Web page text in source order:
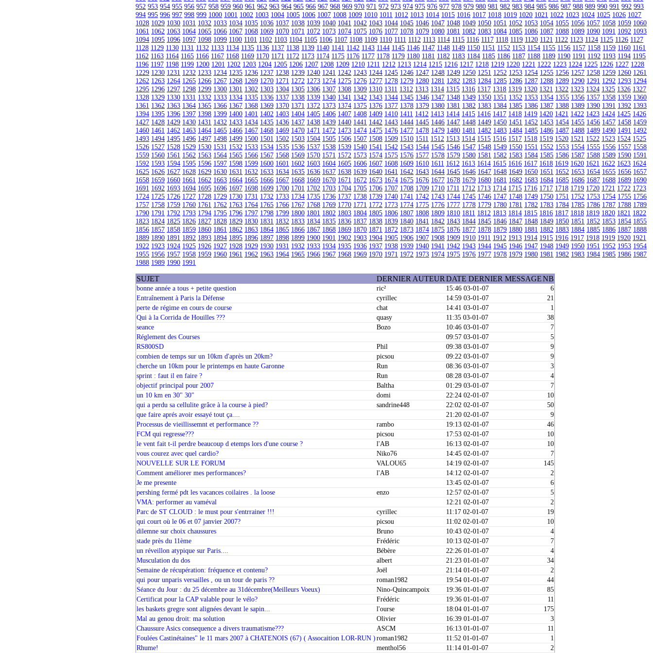
952 953 954 955 956 957 958 959 960 961 962 963 964 965 966 967 968 969 970 971 972 973 974 975 976 977 978 979 980 981 982 983 984 985 986 987 988 989 990 991 992 993
994 995 996 997 998 999 1000 1001 1002 1003 1004 1005 1006 1007 1008 1009 1010 1011 1012 1013 1014 1015 1016 1017 1018 1019 1020 1021 1022 1023 1024 1025 1026 1027
1028 1029 1030 1031 1032 1033 1034 1035 1036 1037 1038 1039 1040 1041 1042 1043 1044 1045 1046 1047 1048 1049 1050 1051 1052 1053 1054 1055 1056 1057 1058 1059 1060
1061 1062 1063 1064 1065 1066 1067 1068 1069 1070 1071 1072 1073 1074 1075 1076 1077 1078 1079 1080 1081 1082 1083 1084 1085 1086 1087 1088 1089 1090 1091 1092 1093
1094 1095 1096 1097 1098 1099 1100 1101 1102 1103 1104 1105 1106 1107 1108 1109 1110 1111 1112 1113 1114 1115 1116 1117 1118 1119 1120 1121 1122 1123 1124 1125 1126 1127
1128 1129 1130 1131 1132 1133 1134 1135 1136 1137 1138 1139 1140 1141 1142 1143 1144 1145 1146 1147 1148 1149 1150 1151 1152 1153 1154 1155 1156 1157 1158 1159 1160 1161
1162 1163 1164 1165 1166 1167 1168 1169 1170 1171 1172 1173 1174 1175 1176 1177 1178 1179 1180 1181 1182 1183 1184 1185 1186 1187 1188 1189 1190 1191 1192 1193 1194 1195
1196 1197 1198 1199 1200 1201 1202 1203 1204 1205 1206 1207 1208 1209 1210 1211 1212 1213 1214 1215 1216 1217 1218 1219 1220 1221 1222 1223 1224 1225 1226 1227 1228
1229 1230 1231 1232 1233 1234 1235 1236 1237 1238 1239 1240 1241 1242 1243 1244 1245 1246 1247 1248 1249 1250 1251 1252 1253 1254 1255 1256 1257 1258 1259 1260 1261
1262 1263 1264 1265 1266 1267 1268 1269 1270 1271 1272 1273 1274 1275 1276 1277 1278 1279 1280 1281 1282 1283 1284 1285 1286 1287 1288 1289 1290 1291 1292 1293 1294
1295 1296 1297 1298 1299 1300 1301 1302 1303 1304 1305 1306 1307 1308 1309 1310 1311 1312 1313 1314 1315 1316 1317 1318 1319 1320 1321 1322 1323 1324 1325 1326 1327
1328 1329 1330 1331 1332 1333 1334 1335 1336 1337 1338 1339 1340 1341 1342 1343 1344 1345 1346 1347 1348 1349 1350 1351 1352 1353 1354 1355 1356 1357 1358 1359 1360
1361 1362 1363 1364 1365 1366 1367 1368 1369 1370 1371 1372 1373 1374 1375 1376 1377 1378 1379 1380 1381 1382 1383 1384 1385 1386 1387 1388 1389 1390 1391 1392 1393
1394 1395 1396 1397 1398 1399 1400 1401 1402 1403 1404 1405 1406 1407 1408 1409 1410 1411 1412 1413 1414 1415 1416 1417 1418 1419 1420 1421 1422 1423 1424 1425 1426
1427 1428 1429 1430 1431 1432 1433 1434 1435 1436 1437 1438 1439 1440 1441 1442 1443 1444 1445 1446 1447 1448 1449 1450 1451 1452 1453 1454 1455 1456 1457 1458 1459
1460 1461 1462 1463 1464 1465 1466 1467 1468 1469 1470 1471 1472 1473 1474 1475 1476 1477 1478 1479 1480 1481 1482 1483 1484 1485 1486 1487 1488 1489 1490 1491 1492
1493 1494 1495 1496 1497 1498 1499 1500 1501 1502 1503 1504 1505 1506 1507 1508 1509 1510 1511 1512 1513 1514 1515 1516 1517 1518 1519 1520 1521 1522 1523 1524 1525
1526 1527 1528 1529 1530 1531 1532 1533 1534 1535 1536 1537 1538 1539 1540 1541 1542 1543 1544 1545 1546 1547 1548 1549 1550 1551 1552 1553 1554 1555 1556 1557 1558
1559 1560 1561 1562 1563 1564 1565 1566 1567 1568 1569 1570 1571 1572 1573 1574 1575 1576 1577 1578 1579 1580 1581 1582 1583 1584 1585 1586 1587 1588 1589 1590 1591
1592 1593 1594 1595 1596 1597 1598 1599 1600 1601 1602 1603 1604 1605 1606 1607 1608 1609 1610 1611 1612 1613 1614 1615 1616 1617 1618 1619 1620 1621 1622 1623 1624
1625 1626 1627 1628 1629 1630 1631 1632 1633 1634 1635 1636 1637 1638 1639 1640 1641 1642 1643 1644 1645 1646 1647 1648 1649 1650 1651 1652 1653 1654 1655 1656 1657
1658 1659 1660 1661 1662 1663 1664 1665 1666 1667 1668 1669 1670 1671 1672 1673 1674 1675 1676 1677 1678 1679 1680 1681 1682 1683 1684 1685 1686 1687 1688 1689 1690
1691 1692 1693 1694 1695 1696 1697 1698 1699 1700 1701 1702 1703 1704 1705 1706 1707 1708 1709 1710 1711 1712 1713 1714 1715 1716 1717 1718 1719 1720 1721 1722 1723
1724 1725 1726 1727 1728 1729 1730 1731 1732 1733 1734 1735 1736 1737 1738 1739 1740 1741 1742 1743 1744 1745 1746 1747 1748 1749 1750 1751 1752 1753 1754 1755 1756
1757 1758 1759 1760 1761 1762 1763 1764 1765 1766 1767 1768 1769 1770 1771 1772 1773 1774 1775 1776 1777 1778 1779 1780 1781 1782 1783 1784 1785 1786 1787 1788 1789
1790 1791 1792 1793 1794 1795 1796 1797 1798 1799 1800 1801 1802 1803 1804 1805 1806 1807 1808 1809 1810 1811 1812 1813 1814 1815 1816 1817 1818 1819 1820 1821 1822
1823 1824 1825 1826 1827 1828 1829 1830 1831 1832 1833 1834 1835 1836 1837 1838 1839 1840 1841 1842 1843 1844 1845 1846 1847 1848 1849 1850 1851 1852 1853 1854 1855
1856 1857 1858 1859 1860 1861 1862 1863 1864 1865 1866 1867 1868 1869 1870 1871 1872 1873 1874 1875 1876 1877 1878 1879 1880 1881 1882 1883 1884 1885 1886 1887 1888
1889 1890 1891 1892 1893 1894 1895 1896 1897 1898 1899 1900 1901 1902 1903 1904 1905 1906 1907 1908 1909 1910 1911 1912 1913 1914 1915 1916 1917 1918 1919 1920 1921
1922 1923 1924 1925 1926 1927 1928 1929 1930 1931 1932 1933 1934 1935 1936 1937 1938 1939 1940 1941 1942 1943 1944 1945 1946 1947 1948 1949 1950 1951 1952 1953 1954
1955 1956 1957 1958 1959 1960 1961 1962 1963 1964 1965 1966 1967 1968 1969 1970 1971 1972 1973 1974 1975 1976 1977 1978 1979 1980 1981 1982 1983 1984 1985 1986 1987
1988 1989 1990 1991
SUJET DERNIER AUTEUR DATE DERNIER MESSAGENB
bonne année a tous + petite question ric² 15:46 03-01-07
6
Entraînement à Paris la Défense
cyrillec 14:59 03-01-07
21
perte de régime en cours de course
chat 14:41 03-01-07
1
Qui à la Corrida de Houilles ???
quasy 11:35 03-01-07
38
seance
Bozo 10:46 03-01-07
7
Réglement des Courses
09:57 03-01-07
5
RS800SD
Phil 09:38 03-01-07
9
combien de temps sur un 10km d'après un 20km?
picsou 09:22 03-01-07
9
cherche un 10km pour le printemps en haute Garonne
Run 08:36 03-01-07
3
sprint : faut il en faire ?
Run 08:28 03-01-07
4
objectif principal pour 2007
Baltha 01:29 03-01-07
7
un 10 km en 30" 30"
domi 22:24 02-01-07
10
qui a perdu sa cellulite grâce à la course à pied?
sandrine448 22:02 02-01-07
50
que faire aprés avoir essayé tout ça....
21:20 02-01-07
9
Processus de vieillissemnt et performance ??
rambo 19:13 02-01-07
46
FCM qui regresse???
picsou 17:53 02-01-07
10
le vent fait t-il perdre beaucoup d etemps lors d'une course ?
l'AB 16:13 02-01-07
10
vous courez avec quel cardio?
Niko76 14:45 02-01-07
7
NOUVELLE SUR LE FORUM
VALOU65 14:19 02-01-07
145
Comment améliorer mes performances?
l'AB 14:12 02-01-07
2
Je me presente
13:45 02-01-07
6
pershing fermé pdt les vacances coilaires . la loose
enzo 12:57 02-01-07
5
VMA: performer au vaméval
12:21 02-01-07
2
Parc de ST CLOUD : le must pour s'entrrainer !!!
cyrillec 11:17 02-01-07
19
qui court où le 06 et 07 janvier 2007?
picsou 11:02 02-01-07
10
dilemne sur choix chaussures
Bruno 10:43 02-01-07
4
stade près du 11ème
Frédéric 10:13 02-01-07
7
un réveillon atypique sur Paris....
Bébère 22:26 01-01-07
4
Musculation du dos
albert 21:23 01-01-07
34
Semaine de récupération: fréquence et contenu?
Joël 21:14 01-01-07
2
qui pour unparis versailles , ou un tour de paris ??
roman1982 19:54 01-01-07
44
Séance du Jour : du 25 décembre au 31décembre(Meilleurs Voeux)
Nino-Quincampoix 19:36 01-01-07
85
Certificat pour la CAP valable pour le vélo?
Frédéric 19:36 01-01-07
11
les baskets gregre sont alignées devant le sapin...
l'ourse 18:04 01-01-07
175
Mal au genou droit: ma solution
Olivier 16:39 01-01-07
3
Chaussure Asics consequence a divers traumatisme???
ASCM 16:13 01-01-07
11
Foulées Castinétaines" le 11 mars 2007 à CHATENOIS (67) ( Assocaition LOR-RUN ) roman1982 11:52 01-01-07
1
Rhume!
menthol56 11:14 01-01-07 2